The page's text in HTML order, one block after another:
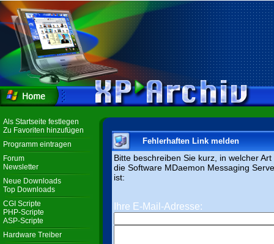
Als Startseite festlegen
Zu Favoriten hinzufügen
Programm eintragen
Forum
Newsletter
Neue Downloads
Top Downloads
CGI Scripte
PHP-Scripte
ASP-Scripte
Hardware Treiber
Fehlerhaften Link melden
Bitte beschreiben Sie kurz, in welcher
die Software MDaemon Messaging
ist:
Ihre E-Mail-Adresse: